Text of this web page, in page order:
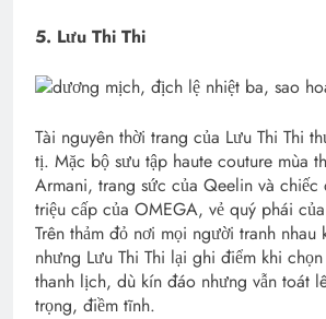
5. Lưu Thi Thi
Tài nguyên thời trang của Lưu Thi Thi
tị. Mặc bộ sưu tập haute couture mùa
Armani, trang sức của Qeelin và chiếc
triệu cấp của OMEGA, vẻ quý phái
Trên thảm đỏ nơi mọi người tranh nhau
nhưng Lưu Thi Thi lại ghi điểm khi
thanh lịch, dù kín đáo nhưng vẫn toát
trọng, điềm tĩnh.